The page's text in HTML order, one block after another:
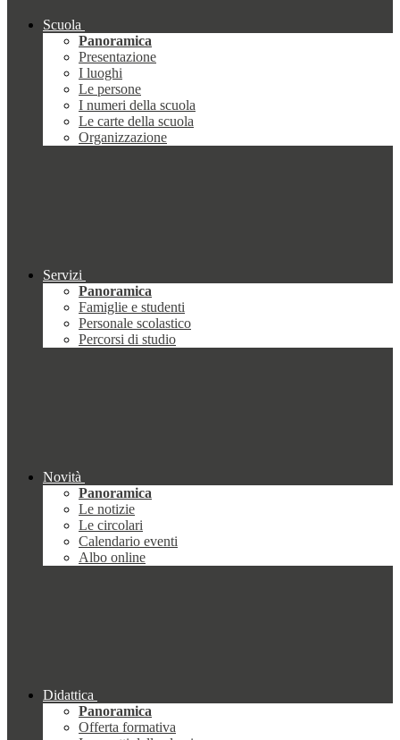
Scuola
Panoramica
Presentazione
I luoghi
Le persone
I numeri della scuola
Le carte della scuola
Organizzazione
Servizi
Panoramica
Famiglie e studenti
Personale scolastico
Percorsi di studio
Novità
Panoramica
Le notizie
Le circolari
Calendario eventi
Albo online
Didattica
Panoramica
Offerta formativa